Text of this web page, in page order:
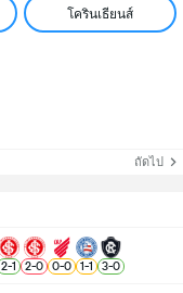
โครินเธียนส์
ถัดไป
2-1 2-0 0-0 1-1 3-0